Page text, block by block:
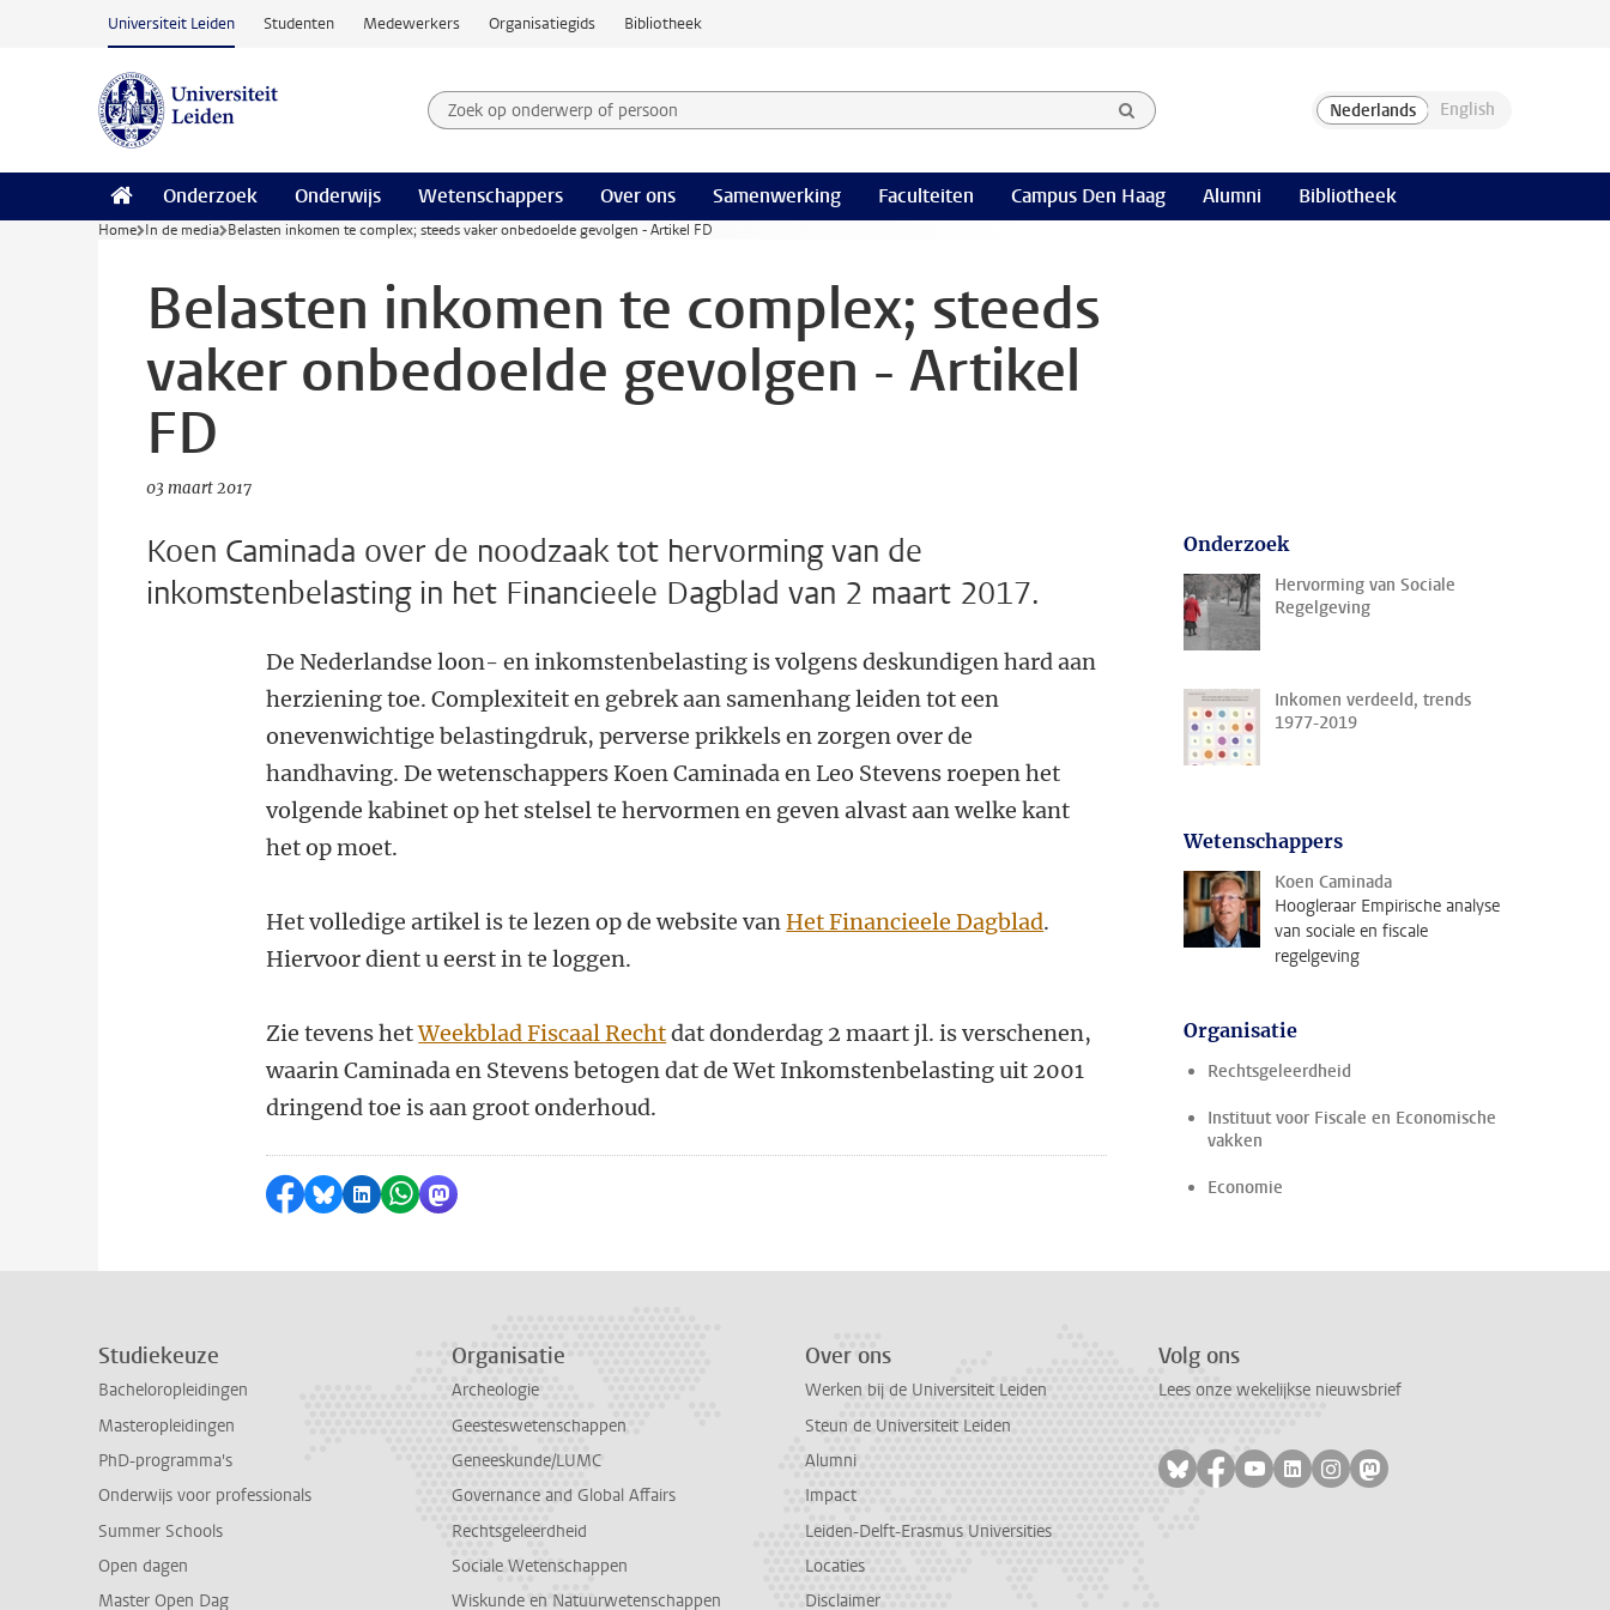
Ga naar hoofdinhoud
Universiteit Leiden Studenten Medewerkers Organisatiegids Bibliotheek
Zoek op onderwerp of persoon en selecteer categorie
Zoekterm
Onderzoek Onderwijs Wetenschappers Over ons Samenwerking Faculteiten Campus Den Haag Alumni Bibliotheek
Home In de media Belasten inkomen te complex; steeds vaker onbedoelde gevolgen - Artikel FD
Belasten inkomen te complex; steeds
vaker onbedoelde gevolgen - Artikel
FD
03 maart 2017
Koen Caminada over de noodzaak tot hervorming van de
inkomstenbelasting in het Financieele Dagblad van 2 maart 2017.
De Nederlandse loon- en inkomstenbelasting is volgens deskundigen hard aan
herziening toe. Complexiteit en gebrek aan samenhang leiden tot een
onevenwichtige belastingdruk, perverse prikkels en zorgen over de
handhaving. De wetenschappers Koen Caminada en Leo Stevens roepen het
volgende kabinet op het stelsel te hervormen en geven alvast aan welke kant
het op moet.
Het volledige artikel is te lezen op de website van Het Financieele Dagblad.
Hiervoor dient u eerst in te loggen.
Zie tevens hetWeekblad Fiscaal Rechtdat donderdag 2 maart jl. is verschenen,
waarin Caminada en Stevens betogen dat de Wet Inkomstenbelasting uit 2001
dringend toe is aan groot onderhoud.
Delen op Facebook
Delen via Bluesky
Delen op LinkedIn
Delen via WhatsApp
Delen via Mastodon
Onderzoek
Hervorming van Sociale
Regelgeving
Inkomen verdeeld, trends
1977-2019
Wetenschappers
Koen Caminada
Hoogleraar Empirische analyse
van sociale en fiscale
regelgeving
Organisatie
Rechtsgeleerdheid
Instituut voor Fiscale en Economische
vakken
Economie
Studiekeuze
Bacheloropleidingen
Masteropleidingen
PhD-programma's
Onderwijs voor professionals
Summer Schools
Open dagen
Master Open Dag
Organisatie
Archeologie
Geesteswetenschappen
Geneeskunde/LUMC
Governance and Global Affairs
Rechtsgeleerdheid
Sociale Wetenschappen
Wiskunde en Natuurwetenschappen
Over ons
Werken bij de Universiteit Leiden
Steun de Universiteit Leiden
Alumni
Impact
Leiden-Delft-Erasmus Universities
Locaties
Disclaimer
Volg ons
Lees onze wekelijkse nieuwsbrief
Volg ons op bluesky
Volg ons op facebook
Volg ons op youtube
Volg ons op linkedin
Volg ons op instagram
Volg ons op mastodon